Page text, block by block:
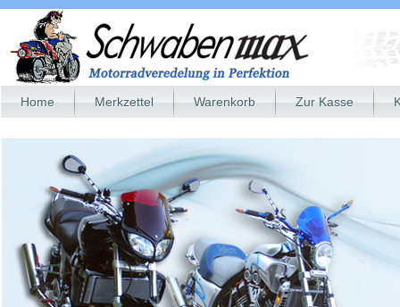
Home Merkzettel Warenkorb Zur Kasse